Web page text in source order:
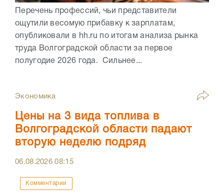
Перечень профессий, чьи представители
ощутили весомую прибавку к зарплатам,
опубликовали в hh.ru по итогам анализа рынка
труда Волгоградской области за первое
полугодие 2026 года. Сильнее...
Экономика
Цены на 3 вида топлива в
Волгоградской области падают
вторую неделю подряд
06.08.202608:15
Комментарии